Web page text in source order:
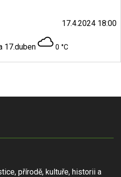
17.4.2024 18:00
17.duben 0 °C
přírodě, kultuře, historii a